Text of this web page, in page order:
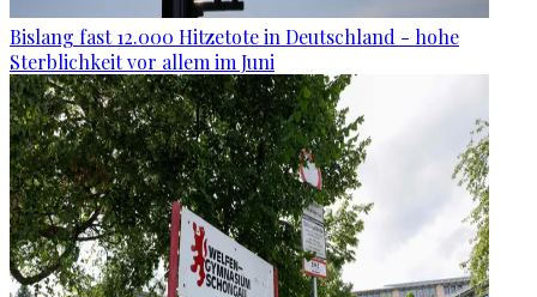
Bislang fast 12.000 Hitzetote in Deutschland - hohe
Sterblichkeit vor allem im Juni